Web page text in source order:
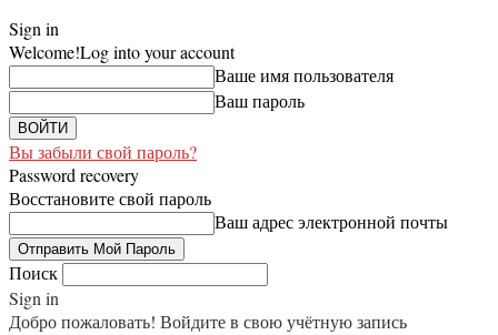
Sign in
Welcome!Log into your account
Ваше имя пользователя
Ваш пароль
Вы забыли свой пароль?
Password recovery
Восстановите свой пароль
Ваш адрес электронной почты
Поиск
Sign in
Добро пожаловать! Войдите в свою учётную запись